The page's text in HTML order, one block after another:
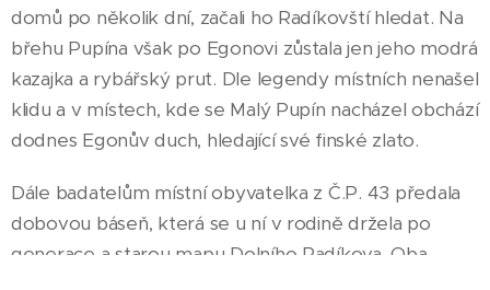
domů po několik dní, začali ho Radíkovští hledat. Na
břehu Pupína však po Egonovi zůstala jen jeho modrá
kazajka a rybářský prut. Dle legendy místních nenašel
klidu a v místech, kde se Malý Pupín nacházel obchází
dodnes Egonův duch, hledající své finské zlato.
Dále badatelům místní obyvatelka z Č.P. 43 předala
dobovou báseň, která se u ní v rodině držela po
generace a starou mapu Dolního Radíkova. Oba